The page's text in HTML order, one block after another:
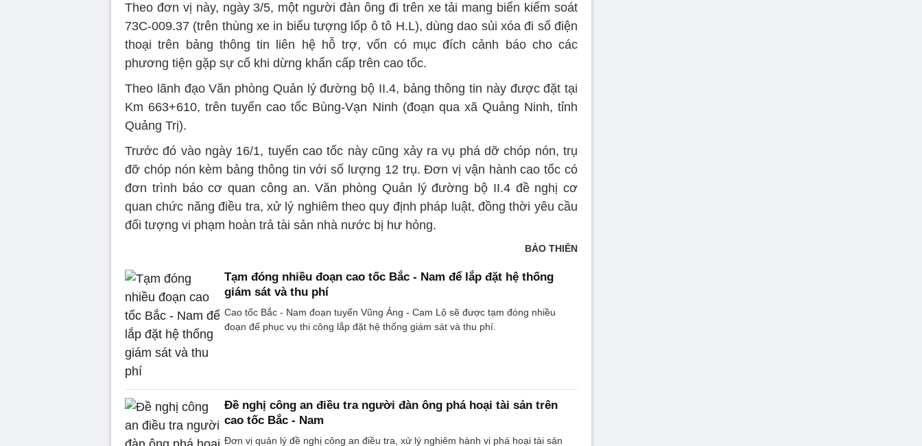
Theo đơn vị này, ngày 3/5, một người đàn ông đi trên xe tải mang biển kiểm soát
73C-009.37 (trên thùng xe in biểu tượng lốp ô tô H.L), dùng dao sủi xóa đi số điện
thoại trên bảng thông tin liên hệ hỗ trợ, vốn có mục đích cảnh báo cho các
phương tiện gặp sự cố khi dừng khẩn cấp trên cao tốc.
Theo lãnh đạo Văn phòng Quản lý đường bộ II.4, bảng thông tin này được đặt tại
Km 663+610, trên tuyến cao tốc Bùng-Vạn Ninh (đoạn qua xã Quảng Ninh, tỉnh
Quảng Trị).
Trước đó vào ngày 16/1, tuyến cao tốc này cũng xảy ra vụ phá dỡ chóp nón, trụ
đỡ chóp nón kèm bảng thông tin với số lượng 12 trụ. Đơn vị vận hành cao tốc có
đơn trình báo cơ quan công an. Văn phòng Quản lý đường bộ II.4 đề nghị cơ
quan chức năng điều tra, xử lý nghiêm theo quy định pháp luật, đồng thời yêu cầu
đối tượng vi phạm hoàn trả tài sản nhà nước bị hư hỏng.
BẢO THIÊN
Tạm đóng nhiều đoạn cao tốc Bắc - Nam để lắp đặt hệ thống
giám sát và thu phí
Cao tốc Bắc - Nam đoạn tuyến Vũng Áng - Cam Lộ sẽ được tạm đóng nhiều
đoạn để phục vụ thi công lắp đặt hệ thống giám sát và thu phí.
Đề nghị công an điều tra người đàn ông phá hoại tài sản trên
cao tốc Bắc - Nam
Đơn vị quản lý đề nghị công an điều tra, xử lý nghiêm hành vi phá hoại tài sản